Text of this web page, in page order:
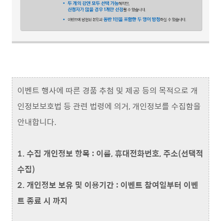
이벤트 행사에 따른 경품 추첨 및 제공 등의 목적으로 개
인정보보호법 등 관련 법령에 의거, 개인정보를 수집함을
안내합니다.
1. 수집 개인정보 항목 : 이름, 휴대전화번호, 주소(선택적
수집)
2. 개인정보 보유 및 이용기간 : 이벤트 참여일부터 이벤
트 종료 시 까지